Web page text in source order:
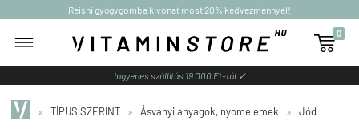
Reishi gyógygomba kivonat most 20% kedvezménnyel!

0
Ingyenes szállítás 19 000 Ft-tól ✓
» TÍPUS SZERINT » Ásványi anyagok, nyomelemek » Jód